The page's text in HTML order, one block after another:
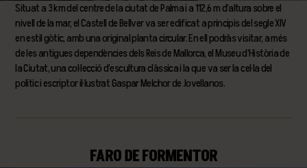
Situat a 3 km del centre de la ciutat de Palma i a 112,6 m d’altura sobre el
nivell de la mar, el Castell de Bellver va ser edificat a principis del segle XIV
en estil gòtic, amb una original planta circular. En ell podràs visitar, a més
de les antigues dependències dels Reis de Mallorca, el Museu d’Història de
la Ciutat, una col·lecció d’escultura clàssica i la que va ser la cel·la del
polític i escriptor il·lustrat Gaspar Melchor de Jovellanos.
FARO DE FORMENTOR